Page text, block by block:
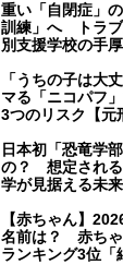
重い「自閉症」
訓練」へ トラブ
別支援学校の手
「うちの子は大
マる「ニコパフ
3つのリスク【元
日本初「恐竜学
の？ 想定され
学が見据える未来
【赤ちゃん】
名前は？ 赤ちゃ
ランキング3位「